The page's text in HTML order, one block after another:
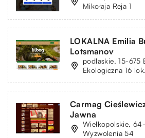
Mikołaja Reja 1
LOKALNA Emilia
Lotsmanov
podlaskie, 15-675
Ekologiczna 16
Carmag
Jawna
Wielkopolskie,
Wyzwolenia 54